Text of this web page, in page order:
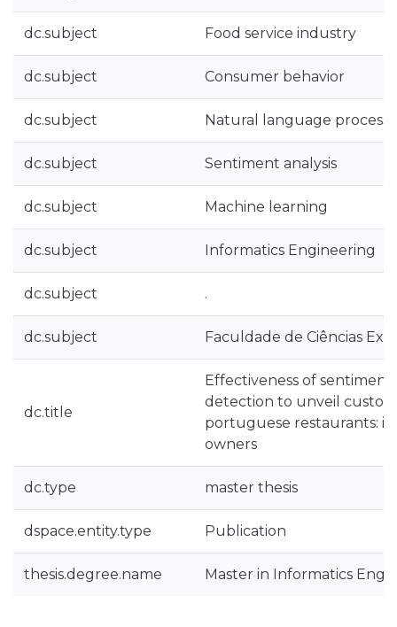
dc.subject Food service industry
dc.subject Consumer behavior
dc.subject Natural language
dc.subject Sentiment analysis
dc.subject Machine learning
dc.subject Informatics Engineering
dc.subject .
dc.subject Faculdade de Ciências
dc.title
Effectiveness of
detection to unveil
portuguese restaurants:
owners
dc.type master thesis
dspace.entity.type Publication
thesis.degree.name Master in Informatics